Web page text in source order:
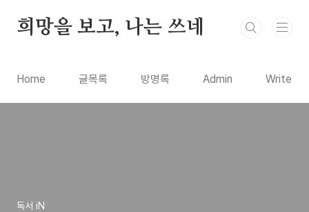
희망을 보고, 나는 쓰네
Home 글목록 방명록 Admin Write
독서 iN